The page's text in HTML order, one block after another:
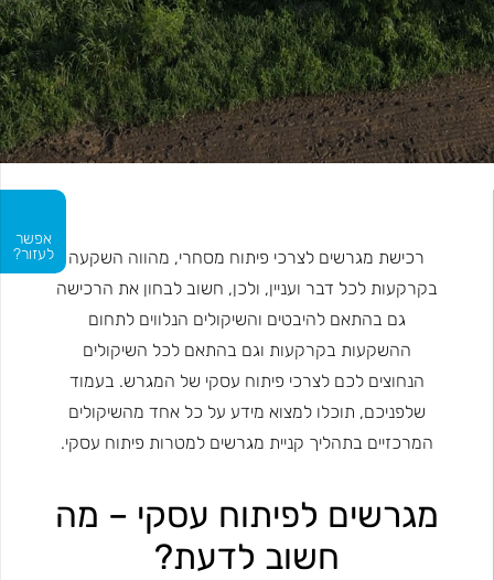
אפשר
לעזור?
רכישת מגרשים לצרכי פיתוח מסחרי, מהווה השקעה
בקרקעות לכל דבר ועניין, ולכן, חשוב לבחון את הרכישה
גם בהתאם להיבטים והשיקולים הנלווים לתחום
ההשקעות בקרקעות וגם בהתאם לכל השיקולים
הנחוצים לכם לצרכי פיתוח עסקי של המגרש. בעמוד
שלפניכם, תוכלו למצוא מידע על כל אחד מהשיקולים
המרכזיים בתהליך קניית מגרשים למטרות פיתוח עסקי.
מגרשים לפיתוח עסקי – מה
חשוב לדעת?